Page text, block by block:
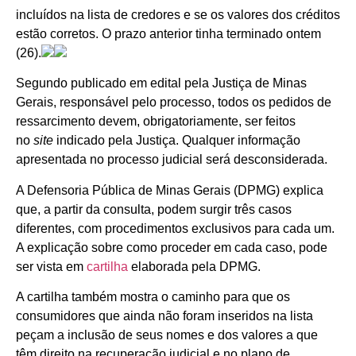
incluídos na lista de credores e se os valores dos créditos
estão corretos. O prazo anterior tinha terminado ontem
(26).
Segundo publicado em edital pela Justiça de Minas
Gerais, responsável pelo processo, todos os pedidos de
ressarcimento devem, obrigatoriamente, ser feitos
no site indicado pela Justiça. Qualquer informação
apresentada no processo judicial será desconsiderada.
A Defensoria Pública de Minas Gerais (DPMG) explica
que, a partir da consulta, podem surgir três casos
diferentes, com procedimentos exclusivos para cada um.
A explicação sobre como proceder em cada caso, pode
ser vista em cartilha elaborada pela DPMG.
A cartilha também mostra o caminho para que os
consumidores que ainda não foram inseridos na lista
peçam a inclusão de seus nomes e dos valores a que